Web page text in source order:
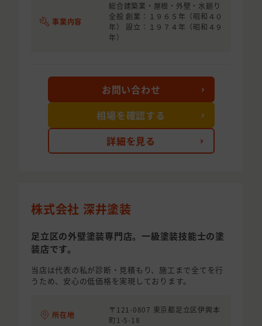
事業内容
総合建築業・屋根・外壁・水廻り
全般 創業：１９６５年（昭和４０
年） 設立：１９７４年（昭和４９
年）
詳細を見る
お問い合わせ
相場を確認する
株式会社 深井塗装
足立区の外壁塗装専門店。一級塗装技能士の塗
装店です。
当店は代表の私が診断・見積もり、施工まで全てを行
うため、安心の低価格を実現しております。
所在地
〒121-0807 東京都足立区伊興本
町1-5-18